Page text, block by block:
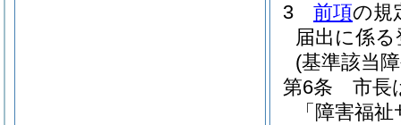
3
前項の規
届出に係
(基準該当
第6条
市長
「障害福